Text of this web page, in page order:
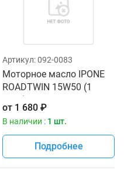
Артикул:092-0083
Моторное масло IPONE
ROADTWIN 15W50 (1
литр) для мотоциклов
от 1 680 ₽
В наличии : 1 шт.
Подробнее